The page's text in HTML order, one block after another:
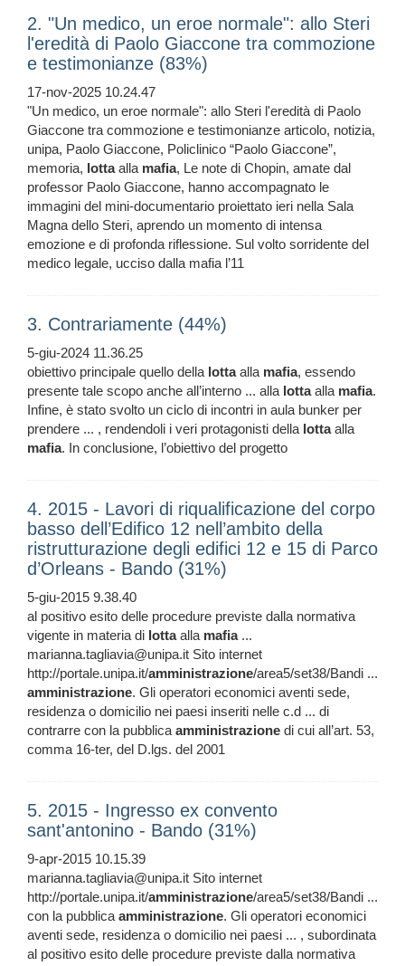
2. "Un medico, un eroe normale": allo Steri
l'eredità di Paolo Giaccone tra commozione
e testimonianze (83%)
17-nov-2025 10.24.47
"Un medico, un eroe normale": allo Steri l'eredità di Paolo
Giaccone tra commozione e testimonianze articolo, notizia,
unipa, Paolo Giaccone, Policlinico “Paolo Giaccone”,
memoria, lottaalla mafia, Le note di Chopin, amate dal
professor Paolo Giaccone, hanno accompagnato le
immagini del mini-documentario proiettato ieri nella Sala
Magna dello Steri, aprendo un momento di intensa
emozione e di profonda riflessione. Sul volto sorridente del
medico legale, ucciso dalla mafia l’11
3. Contrariamente (44%)
5-giu-2024 11.36.25
obiettivo principale quello della lottaalla mafia, essendo
presente tale scopo anche all’interno ... alla lottaalla mafia.
Infine, è stato svolto un ciclo di incontri in aula bunker per
prendere ... , rendendoli i veri protagonisti della lottaalla
mafia. In conclusione, l’obiettivo del progetto
4. 2015 - Lavori di riqualificazione del corpo
basso dell’Edifico 12 nell’ambito della
ristrutturazione degli edifici 12 e 15 di Parco
d’Orleans - Bando (31%)
5-giu-2015 9.38.40
al positivo esito delle procedure previste dalla normativa
vigente in materia di lottaalla mafia...
marianna.tagliavia@unipa.it Sito internet
http://portale.unipa.it/amministrazione/area5/set38/Bandi ...
amministrazione. Gli operatori economici aventi sede,
residenza o domicilio nei paesi inseriti nelle c.d ... di
contrarre con la pubblicaamministrazione di cui all’art. 53,
comma 16-ter, del D.lgs. del 2001
5. 2015 - Ingresso ex convento
sant'antonino - Bando (31%)
9-apr-2015 10.15.39
marianna.tagliavia@unipa.it Sito internet
http://portale.unipa.it/amministrazione/area5/set38/Bandi ...
con la pubblicaamministrazione. Gli operatori economici
aventi sede, residenza o domicilio nei paesi ... , subordinata
al positivo esito delle procedure previste dalla normativa